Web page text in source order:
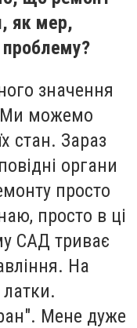
як мер,
значення
Ми можемо
стан. Зараз
органи
просто
просто в ці
САД триває
На
латки.
Мене дуже